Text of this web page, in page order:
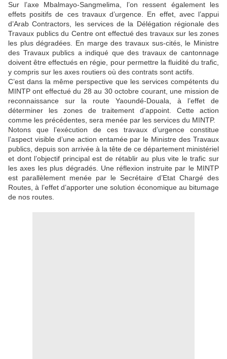
Sur l’axe Mbalmayo-Sangmelima, l’on ressent également les
effets positifs de ces travaux d’urgence. En effet, avec l’appui
d’Arab Contractors, les services de la Délégation régionale des
Travaux publics du Centre ont effectué des travaux sur les zones
les plus dégradées. En marge des travaux sus-cités, le Ministre
des Travaux publics a indiqué que des travaux de cantonnage
doivent être effectués en régie, pour permettre la fluidité du trafic,
y compris sur les axes routiers où des contrats sont actifs.
C’est dans la même perspective que les services compétents du
MINTP ont effectué du 28 au 30 octobre courant, une mission de
reconnaissance sur la route Yaoundé-Douala, à l’effet de
déterminer les zones de traitement d’appoint. Cette action
comme les précédentes, sera menée par les services du MINTP.
Notons que l’exécution de ces travaux d’urgence constitue
l’aspect visible d’une action entamée par le Ministre des Travaux
publics, depuis son arrivée à la tête de ce département ministériel
et dont l’objectif principal est de rétablir au plus vite le trafic sur
les axes les plus dégradés. Une réflexion instruite par le MINTP
est parallèlement menée par le Secrétaire d’Etat Chargé des
Routes, à l’effet d’apporter une solution économique au bitumage
de nos routes.